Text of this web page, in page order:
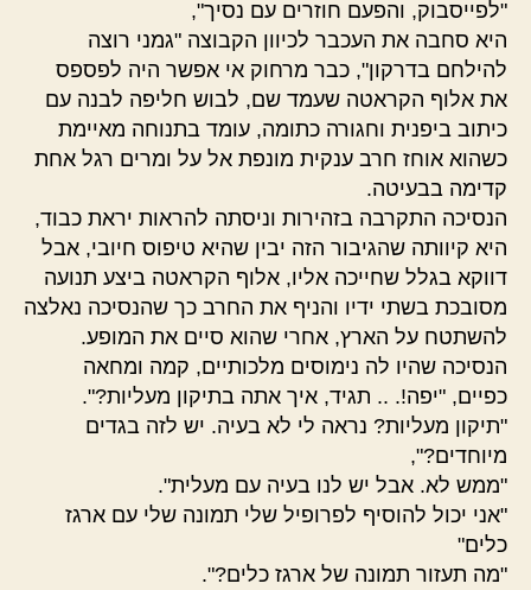
"לפייסבוק, והפעם חוזרים עם נסיך",
היא סחבה את העכבר לכיוון הקבוצה "גמני רוצה
להילחם בדרקון", כבר מרחוק אי אפשר היה לפספס
את אלוף הקראטה שעמד שם, לבוש חליפה לבנה עם
כיתוב ביפנית וחגורה כתומה, עומד בתנוחה מאיימת
כשהוא אוחז חרב ענקית מונפת אל על ומרים רגל אחת
קדימה בבעיטה.
הנסיכה התקרבה בזהירות וניסתה להראות יראת כבוד,
היא קיוותה שהגיבור הזה יבין שהיא טיפוס חיובי, אבל
דווקא בגלל שחייכה אליו, אלוף הקראטה ביצע תנועה
מסובכת בשתי ידיו והניף את החרב כך שהנסיכה נאלצה
להשתטח על הארץ, אחרי שהוא סיים את המופע.
הנסיכה שהיו לה נימוסים מלכותיים, קמה ומחאה
כפיים, "יפה!. .. תגיד, איך אתה בתיקון מעליות?".
"תיקון מעליות? נראה לי לא בעיה. יש לזה בגדים
מיוחדים?",
"ממש לא. אבל יש לנו בעיה עם מעלית".
"אני יכול להוסיף לפרופיל שלי תמונה שלי עם ארגז
כלים"
"מה תעזור תמונה של ארגז כלים?".